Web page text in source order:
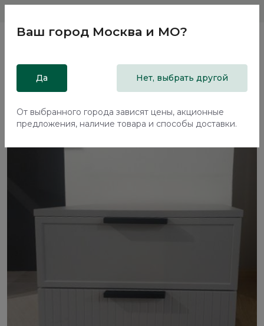
Главная
Распродажа из салонов
Тумба прикроватная Наполи / Napoli
-77%
Ваш город Москва и МО?
Да Нет, выбрать другой
От выбранного города зависят цены, акционные
предложения, наличие товара и способы доставки.